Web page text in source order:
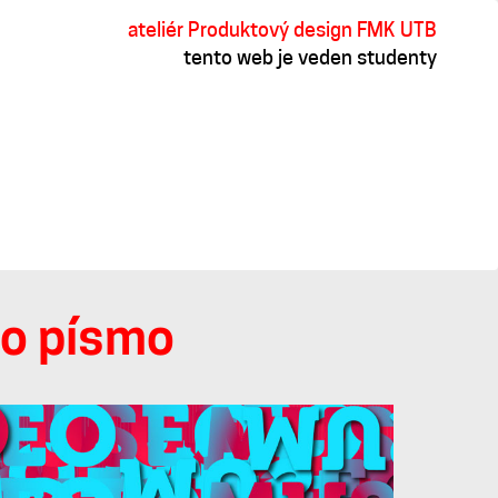
ateliér Produktový design FMK UTB
tento web je veden studenty
písmo